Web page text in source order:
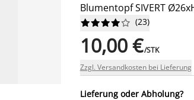
Blumentopf SIVERT





 (23)
10,00 €/STK
Zzgl. Versandkosten bei Lieferung
Lieferung oder Abholung?